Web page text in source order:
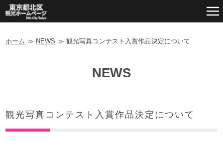
ホーム ≫ NEWS ≫ 観光写真コンテスト入賞作品決定について
NEWS
観光写真コンテスト入賞作品決定について